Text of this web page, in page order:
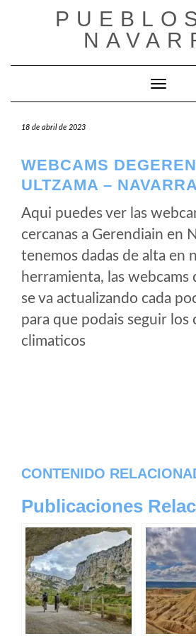
Cambiar
18 de abril de 2023
WEBCAMS
ULTZAMA – NAVARRA
Aqui puedes ver las
cercanas a Gerendiain en
tenemos dadas de alta en
herramienta, las webcams
se va actualizando cada
para que podais seguir los
climaticos
CONTENIDO
Publicaciones